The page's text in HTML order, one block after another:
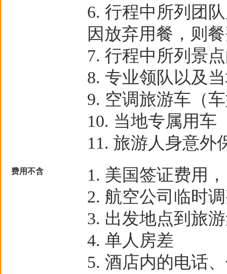
行程中所列团
因放弃用餐，则
行程中所列景
专业领队以及
空调旅游车（
当地专属用车
旅游人身意外
费用不含
美国签证费用
航空公司临时
出发地点到旅
单人房差
酒店内的电话